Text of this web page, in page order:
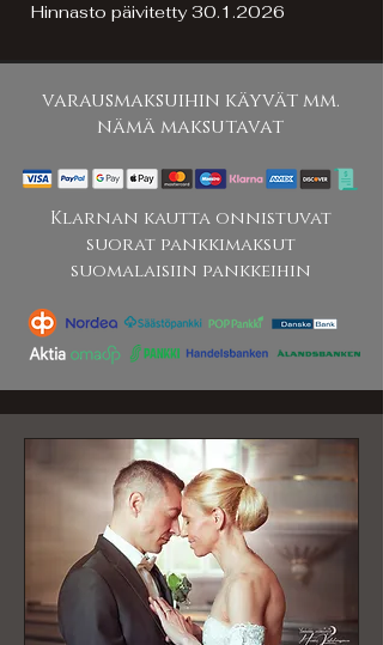
Hinnasto päivitetty30.1.2026
varausmaksuihin käyvät mm.
nämä maksutavat
Klarnan kautta onnistuvat
suorat pankkimaksut
suomalaisiin pankkeihin